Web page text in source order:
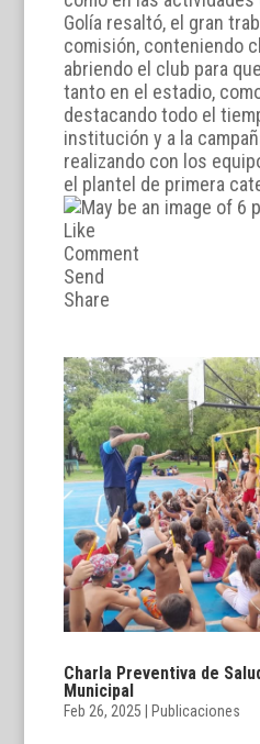
Golía resaltó, el gran
comisión, conteniendo
abriendo el club para
tanto en el estadio,
destacando todo el
institución y a la
realizando con los
el plantel de primera
Like
Comment
Send
Share
Charla Preventiva de
Municipal
Feb 26, 2025 Publicaciones